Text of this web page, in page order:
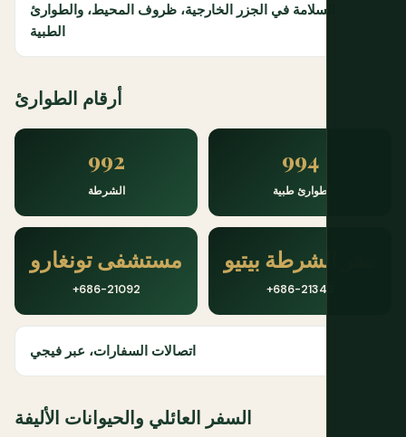
السلامة في الجزر الخارجية، ظروف المحيط، والطوارئ
الطبية
أرقام الطوارئ
992
الشرطة
994
طوارئ طبية
مستشفى تونغارو
+686-21092
مقر الشرطة بيتيو
+686-21342
اتصالات السفارات، عبر فيجي
السفر العائلي والحيوانات الأليفة